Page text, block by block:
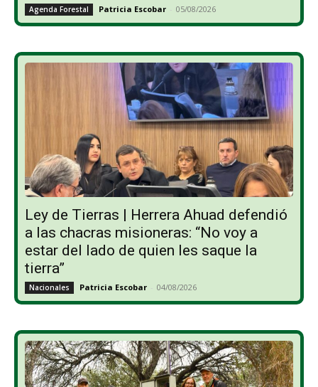
Agenda Forestal Patricia Escobar - 05/08/2026
Ley de Tierras | Herrera Ahuad defendió
a las chacras misioneras: “No voy a
estar del lado de quien les saque la
tierra”
Nacionales Patricia Escobar - 04/08/2026